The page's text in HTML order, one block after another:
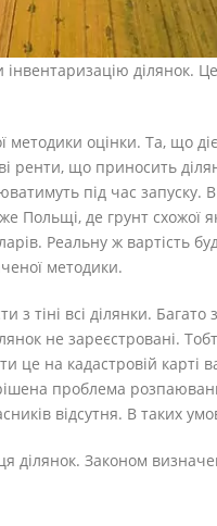
інвентаризацію ділянок.
оцінки. Та, що
ренти, що приносить
під час
Польщі, де грунт схожої
Реальну ж вартість
методики.
тіні всі ділянки. Багато
не зареєстровані.
це на кадастровій карті
проблема
відсутня. В таких
ділянок. Законом